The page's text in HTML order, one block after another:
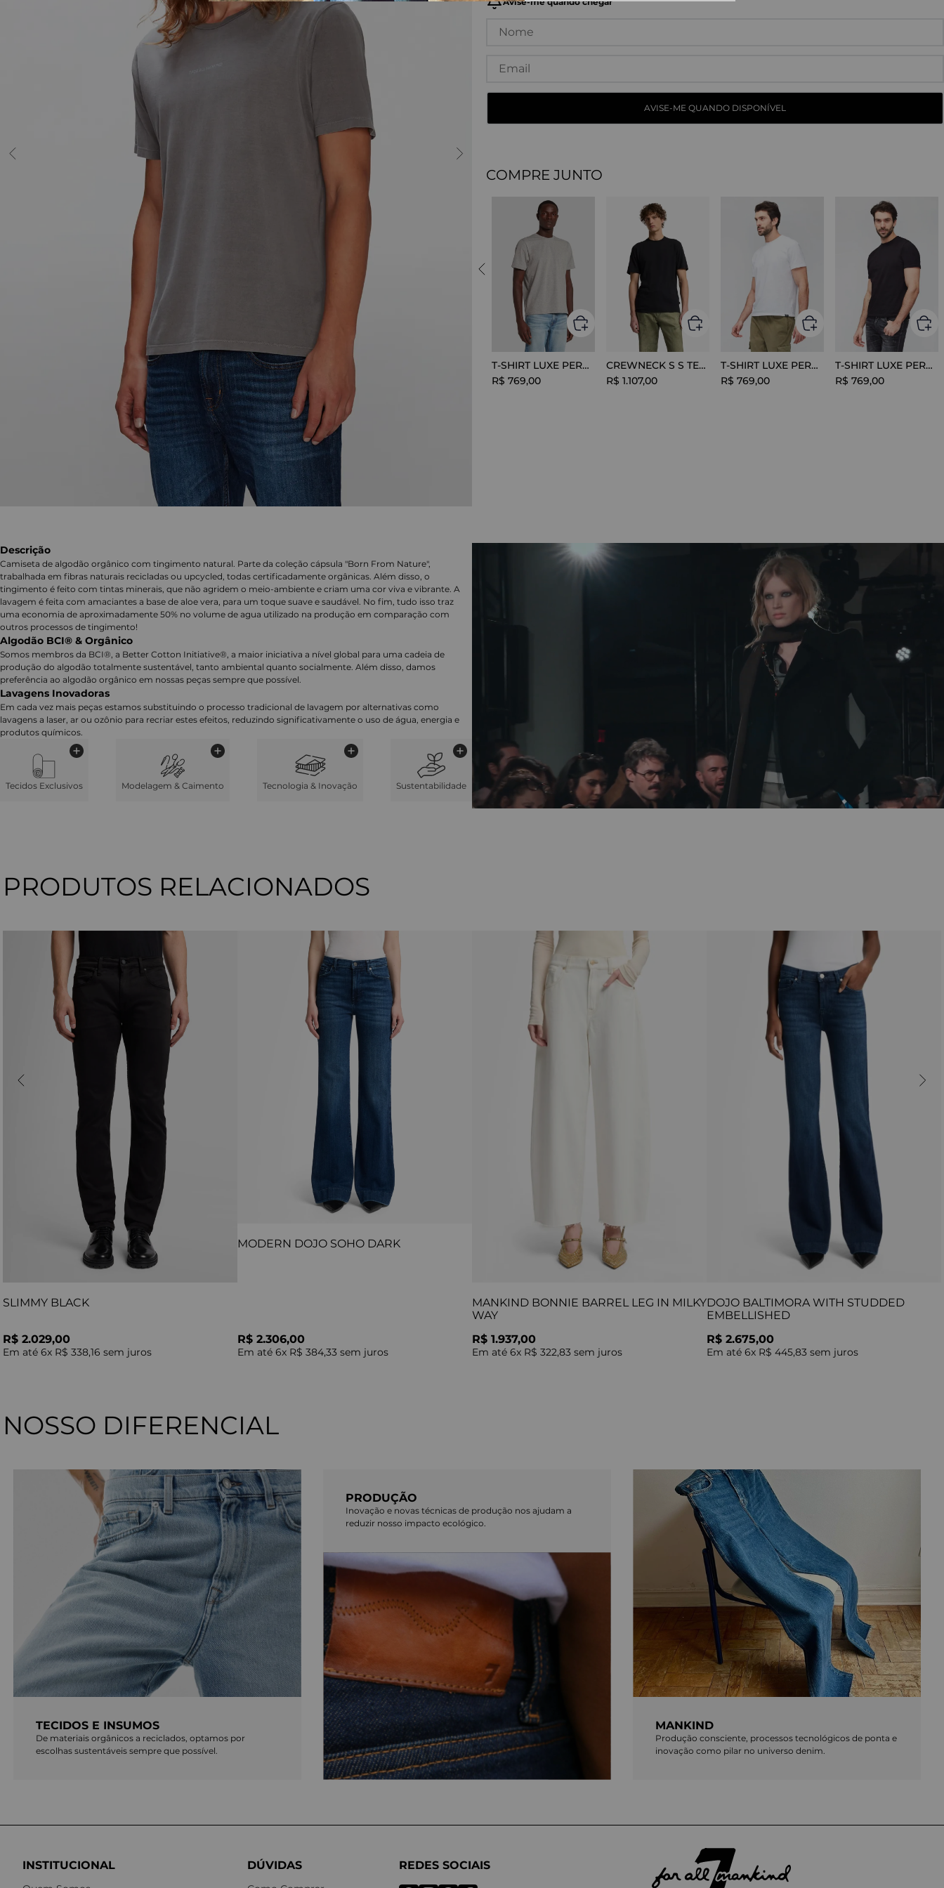
COMPRE JUNTO
T-SHIRT LUXE PERFOR GREY MELANGE
R$ 769,00
CREWNECK S S TEE COTTON BLACK
R$ 1.107,00
T-SHIRT LUXE PERFORMANCE WHITE
R$ 769,00
T-SHIRT LUXE PERFORMANCE BLACK
R$ 769,00
Descrição
Camiseta de algodão orgânico com tingimento natural. Parte da coleção cápsula "Born From Nature",
trabalhada em fibras naturais recicladas ou upcycled, todas certificadamente orgânicas. Além disso, o
tingimento é feito com tintas minerais, que não agridem o meio-ambiente e criam uma cor viva e vibrante. A
lavagem é feita com amaciantes a base de aloe vera, para um toque suave e saudável. No fim, tudo isso traz
uma economia de aproximadamente 50% no volume de agua utilizado na produção em comparação com
outros processos de tingimento!
Algodão BCI® & Orgânico
Somos membros da BCI®, a Better Cotton Initiative®, a maior iniciativa a nível global para uma cadeia de
produção do algodão totalmente sustentável, tanto ambiental quanto socialmente. Além disso, damos
preferência ao algodão orgânico em nossas peças sempre que possível.
Lavagens Inovadoras
Em cada vez mais peças estamos substituindo o processo tradicional de lavagem por alternativas como
lavagens a laser, ar ou ozônio para recriar estes efeitos, reduzindo significativamente o uso de água, energia e
produtos químicos.
Tecidos Exclusivos Modelagem & Caimento Tecnologia & Inovação Sustentabilidade
PRODUTOS RELACIONADOS
SLIMMY BLACK
R$ 2.029,00
Em até 6x R$ 338,16 sem juros
MODERN DOJO SOHO DARK
R$ 2.306,00
Em até 6x R$ 384,33 sem juros
MANKIND BONNIE BARREL LEG IN MILKY
WAY
R$ 1.937,00
Em até 6x R$ 322,83 sem juros
DOJO BALTIMORA WITH STUDDED
EMBELLISHED
R$ 2.675,00
Em até 6x R$ 445,83 sem juros
NOSSO DIFERENCIAL
TECIDOS E INSUMOS
De materiais orgânicos a reciclados, optamos por
escolhas sustentáveis sempre que possível.
PRODUÇÃO
Inovação e novas técnicas de produção nos ajudam a
reduzir nosso impacto ecológico.
MANKIND
Produção consciente, processos tecnológicos de ponta e
inovação como pilar no universo denim.
INSTITUCIONAL DÚVIDAS REDES SOCIAIS